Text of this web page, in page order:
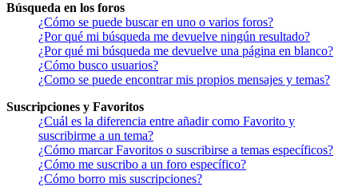
Búsqueda en los foros
¿Cómo se puede buscar en uno o varios foros?
¿Por qué mi búsqueda me devuelve ningún resultado?
¿Por qué mi búsqueda me devuelve una página en blanco?
¿Cómo busco usuarios?
¿Como se puede encontrar mis propios mensajes y temas?
Suscripciones y Favoritos
¿Cuál es la diferencia entre añadir como Favorito y
suscribirme a un tema?
¿Cómo marcar Favoritos o suscribirse a temas específicos?
¿Cómo me suscribo a un foro específico?
¿Cómo borro mis suscripciones?